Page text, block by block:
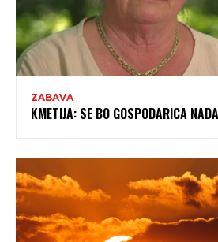
ZABAVA
KMETIJA: SE BO GOSPODARICA